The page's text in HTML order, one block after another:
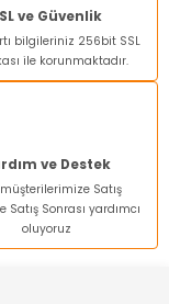
ve Güvenlik
bilgileriniz 256bit SSL
ile korunmaktadır.
ve Destek
Satış
Satış Sonrası yardımcı
oluyoruz